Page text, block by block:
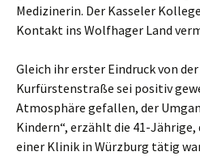
Medizinerin. Der Kasseler
Kontakt ins Wolfhager Land
Gleich ihr erster Eindruck von
Kurfürstenstraße sei positiv
Atmosphäre gefallen, der
Kindern“, erzählt die 41-
einer Klinik in Würzburg tätig